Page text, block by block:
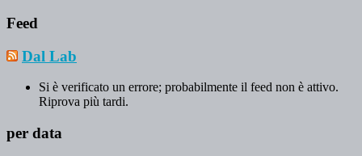
Feed
Dal Lab
Si è verificato un errore; probabilmente il feed non è attivo.
Riprova più tardi.
per data